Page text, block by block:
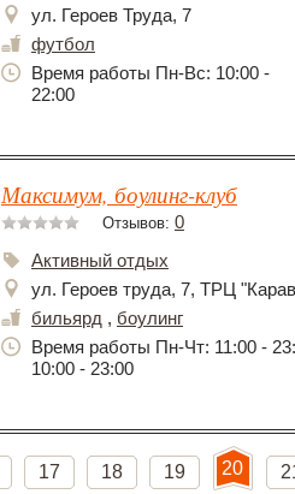
ул. Героев Труда, 7
футбол
Время работы Пн-Вс: 10:00 -
22:00
Максимум, боулинг-клуб
Отзывов: 0
Активный отдых
ул. Героев труда, 7, ТРЦ
бильярд , боулинг
Время работы Пн-Чт: 11:00 -
10:00 - 23:00
17 18 19 20